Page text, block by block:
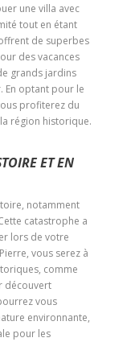
une villa avec
tout en étant
de superbes
des vacances
grands jardins
En optant pour le
profiterez du
région historique.
ET EN
notamment
catastrophe a
lors de votre
vous serez à
comme
découvert
vous
environnante,
pour les